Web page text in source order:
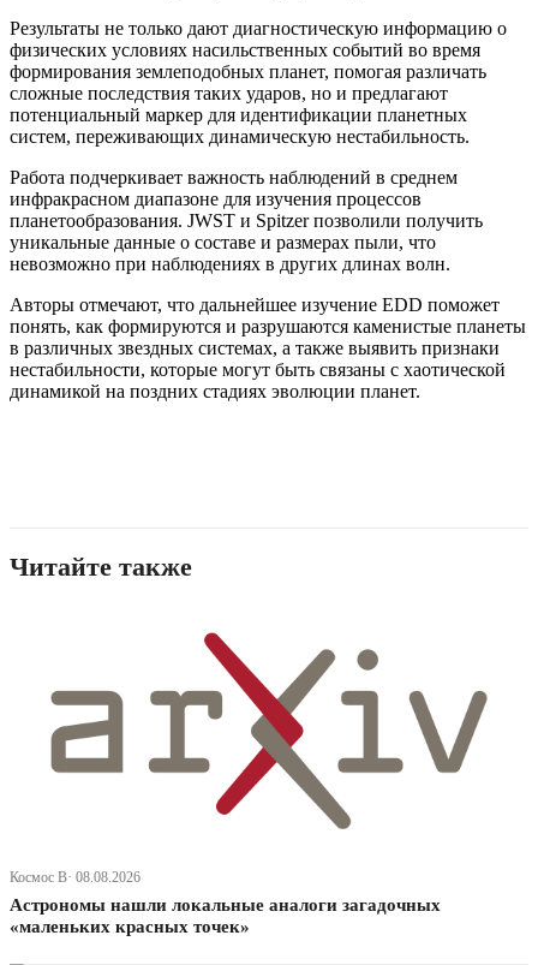
Результаты не только дают диагностическую информацию о
физических условиях насильственных событий во время
формирования землеподобных планет, помогая различать
сложные последствия таких ударов, но и предлагают
потенциальный маркер для идентификации планетных
систем, переживающих динамическую нестабильность.
Работа подчеркивает важность наблюдений в среднем
инфракрасном диапазоне для изучения процессов
планетообразования. JWST и Spitzer позволили получить
уникальные данные о составе и размерах пыли, что
невозможно при наблюдениях в других длинах волн.
Авторы отмечают, что дальнейшее изучение EDD поможет
понять, как формируются и разрушаются каменистые планеты
в различных звездных системах, а также выявить признаки
нестабильности, которые могут быть связаны с хаотической
динамикой на поздних стадиях эволюции планет.
Читайте также
Космос В· 08.08.2026
Астрономы нашли локальные аналоги загадочных
«маленьких красных точек»